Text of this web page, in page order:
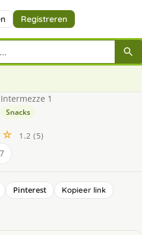
Registreren
Intermezze 1
Snacks
1.2 (5)
7
Pinterest
Kopieer link